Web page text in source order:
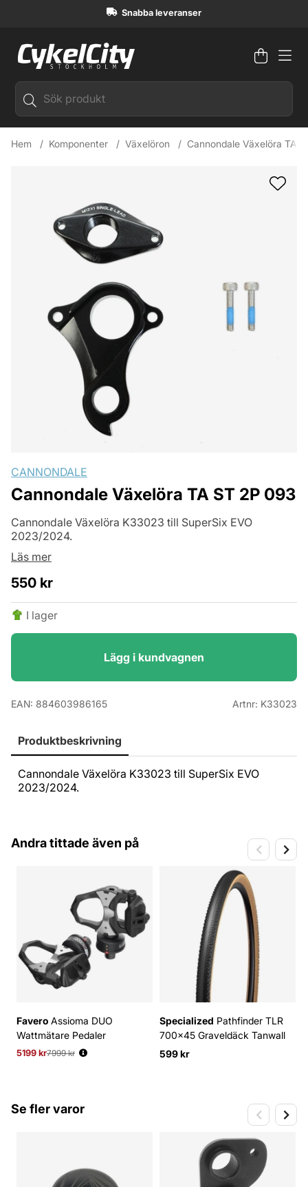
Snabba leveranser
Antal i
.
Hem Komponenter Växelöron Cannondale Växelöra TA
CANNONDALE
Cannondale Växelöra TA ST 2P 093
Cannondale Växelöra K33023 till SuperSix EVO
2023/2024.
Läs mer
550 kr
I lager
Lägg i kundvagnen
EAN: 884603986165 Artnr: K33023
Produktbeskrivning
Cannondale Växelöra K33023 till SuperSix EVO
2023/2024.
Andra tittade även på
Favero Assioma DUO
Wattmätare Pedaler
5199 kr
Ordinarie pris:
7999 kr
Specialized Pathfinder TLR
700x45 Graveldäck Tanwall
599 kr
Se fler varor